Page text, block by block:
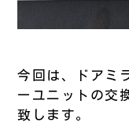
今回は、ドアミ
ーユニットの交
致します。